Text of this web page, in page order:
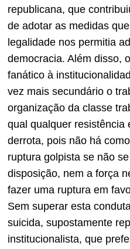
republicana, que
de adotar as medidas
legalidade nos permitia
democracia. Além disso,
fanático à
vez mais secundário o
organização da classe
qual qualquer resistência
derrota, pois não há
ruptura golpista se não
disposição, nem a força
fazer uma ruptura em
Sem superar esta
suicida, supostamente
institucionalista, que